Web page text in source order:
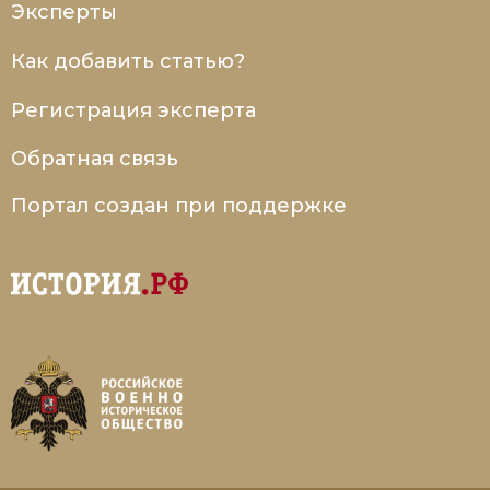
Социально-экономическая история
Специальные исторические дисциплины
СССР
Южная Америка
Эксперты
Как добавить статью?
Регистрация эксперта
Обратная связь
Портал создан при поддержке